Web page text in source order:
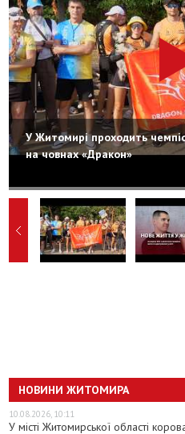
У Житомирі проходить
на човнах «Дракон»
НОВИНИ ЖИТОМИРА
10.08.2026, 10:11
У місті Житомирської області